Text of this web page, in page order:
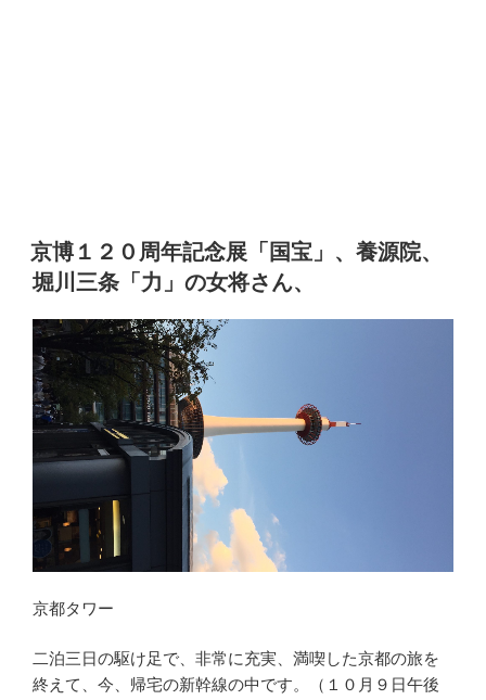
京博１２０周年記念展「国宝」、養源院、
堀川三条「力」の女将さん、
京都タワー
二泊三日の駆け足で、非常に充実、満喫した京都の旅を
終えて、今、帰宅の新幹線の中です。（１０月９日午後